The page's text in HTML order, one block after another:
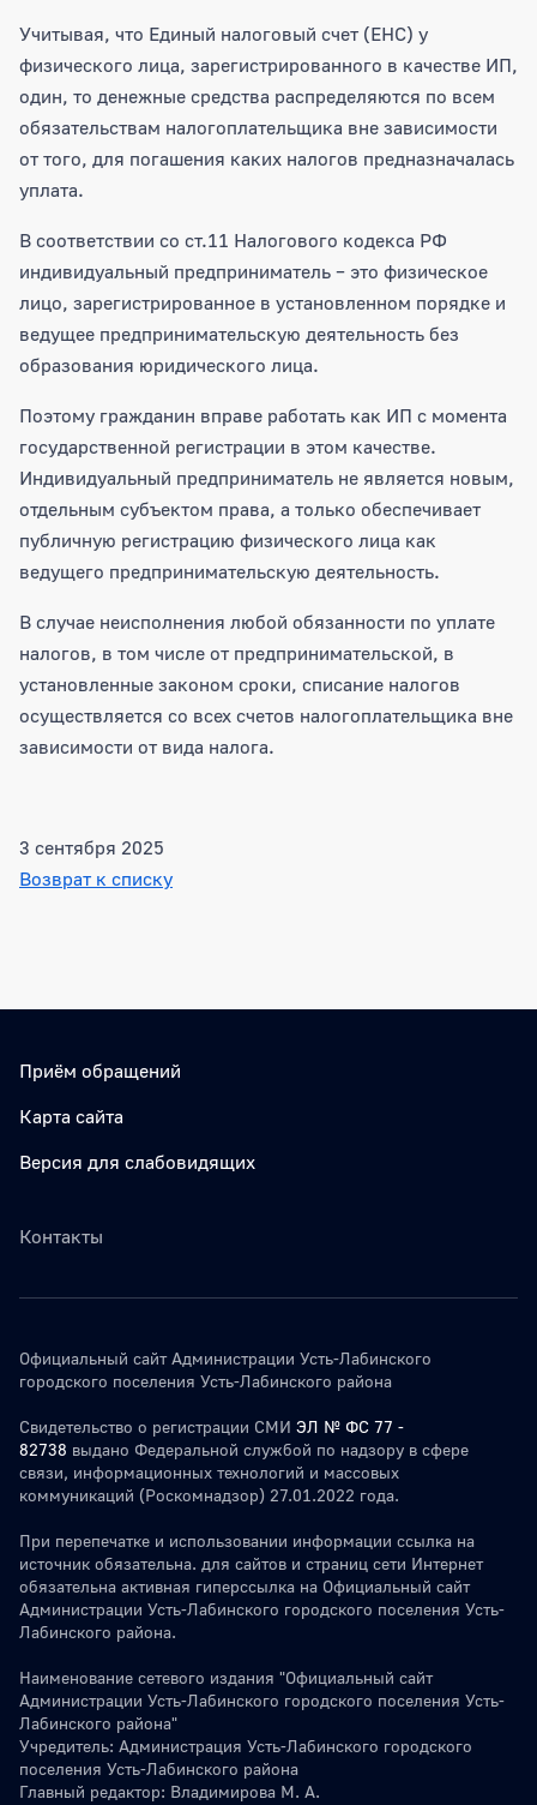
Учитывая, что Единый налоговый счет (ЕНС) у
физического лица, зарегистрированного в качестве ИП,
один, то денежные средства распределяются по всем
обязательствам налогоплательщика вне зависимости
от того, для погашения каких налогов предназначалась
уплата.
В соответствии со ст.11 Налогового кодекса РФ
индивидуальный предприниматель – это физическое
лицо, зарегистрированное в установленном порядке и
ведущее предпринимательскую деятельность без
образования юридического лица.
Поэтому гражданин вправе работать как ИП с момента
государственной регистрации в этом качестве.
Индивидуальный предприниматель не является новым,
отдельным субъектом права, а только обеспечивает
публичную регистрацию физического лица как
ведущего предпринимательскую деятельность.
В случае неисполнения любой обязанности по уплате
налогов, в том числе от предпринимательской, в
установленные законом сроки, списание налогов
осуществляется со всех счетов налогоплательщика вне
зависимости от вида налога.
3 сентября 2025
Возврат к списку
Приём обращений
Карта сайта
Версия для слабовидящих
Контакты
Официальный сайт Администрации Усть-Лабинского
городского поселения Усть-Лабинского района
Свидетельство о регистрации СМИ ЭЛ № ФС 77 -
82738 выдано Федеральной службой по надзору в сфере
связи, информационных технологий и массовых
коммуникаций (Роскомнадзор) 27.01.2022 года.
При перепечатке и использовании информации ссылка на
источник обязательна. для сайтов и страниц сети Интернет
обязательна активная гиперссылка на Официальный сайт
Администрации Усть-Лабинского городского поселения Усть-
Лабинского района.
Наименование сетевого издания "Официальный сайт
Администрации Усть-Лабинского городского поселения Усть-
Лабинского района"
Учредитель: Администрация Усть-Лабинского городского
поселения Усть-Лабинского района
Главный редактор: Владимирова М. А.